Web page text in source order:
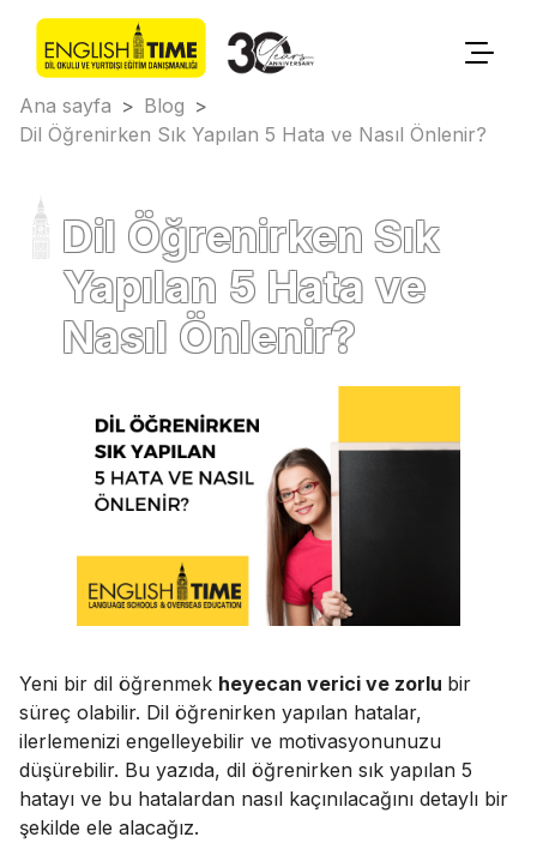
Ana sayfa > Blog >
Dil Öğrenirken Sık Yapılan 5 Hata ve Nasıl Önlenir?
Dil Öğrenirken Sık
Yapılan 5 Hata ve
Nasıl Önlenir?
Yeni bir dil öğrenmek heyecan verici ve zorlu bir
süreç olabilir. Dil öğrenirken yapılan hatalar,
ilerlemenizi engelleyebilir ve motivasyonunuzu
düşürebilir. Bu yazıda, dil öğrenirken sık yapılan 5
hatayı ve bu hatalardan nasıl kaçınılacağını detaylı bir
şekilde ele alacağız.